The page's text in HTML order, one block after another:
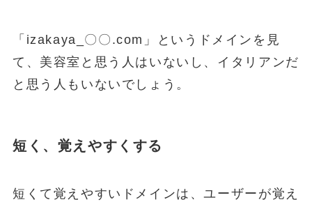
「izakaya_〇〇.com」というドメインを見
て、美容室と思う人はいないし、イタリアンだ
と思う人もいないでしょう。
短く、覚えやすくする
短くて覚えやすいドメインは、ユーザーが覚え